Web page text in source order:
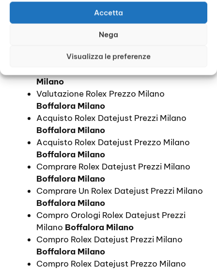
Accetta
Nega
Visualizza le preferenze
Boffalora Milano
Quotazione Orologi Rolex Prezzi Milano
Boffalora Milano
Boffalora Milano
Milano
Valutazione Rolex Prezzo Milano
Boffalora Milano
Acquisto Rolex Datejust Prezzi Milano
Boffalora Milano
Acquisto Rolex Datejust Prezzo Milano
Boffalora Milano
Comprare Rolex Datejust Prezzi Milano
Boffalora Milano
Comprare Un Rolex Datejust Prezzi Milano
Boffalora Milano
Compro Orologi Rolex Datejust Prezzi
Milano Boffalora Milano
Compro Rolex Datejust Prezzi Milano
Boffalora Milano
Compro Rolex Datejust Prezzo Milano